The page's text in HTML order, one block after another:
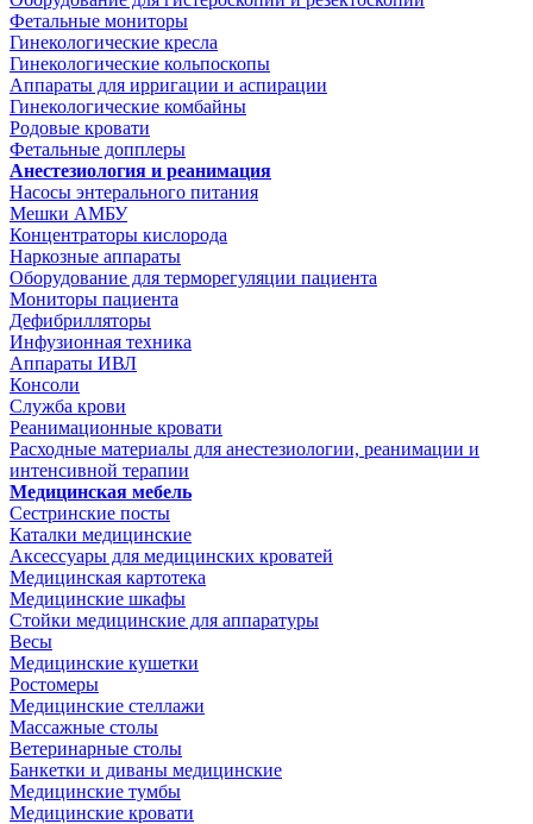
Фетальные мониторы
Гинекологические кресла
Гинекологические кольпоскопы
Аппараты для ирригации и аспирации
Гинекологические комбайны
Родовые кровати
Фетальные допплеры
Анестезиология и реанимация
Насосы энтерального питания
Мешки АМБУ
Концентраторы кислорода
Наркозные аппараты
Оборудование для терморегуляции пациента
Мониторы пациента
Дефибрилляторы
Инфузионная техника
Аппараты ИВЛ
Консоли
Служба крови
Реанимационные кровати
Расходные материалы для анестезиологии, реанимации и
интенсивной терапии
Медицинская мебель
Сестринские посты
Каталки медицинские
Аксессуары для медицинских кроватей
Медицинская картотека
Медицинские шкафы
Стойки медицинские для аппаратуры
Весы
Медицинские кушетки
Ростомеры
Медицинские стеллажи
Массажные столы
Ветеринарные столы
Банкетки и диваны медицинские
Медицинские тумбы
Медицинские кровати